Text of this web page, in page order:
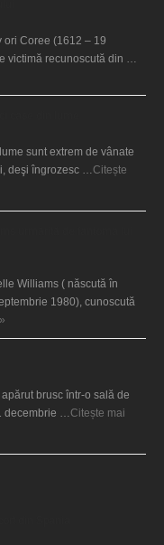
ori Coree (1612 – 19
victimă recunoscută din …
sunt extrem de vânate
deşi îngrozesc … Citește
Williams ( născută în
1980), cunoscută
brusc într-o sală de
decembrie … Citește mai